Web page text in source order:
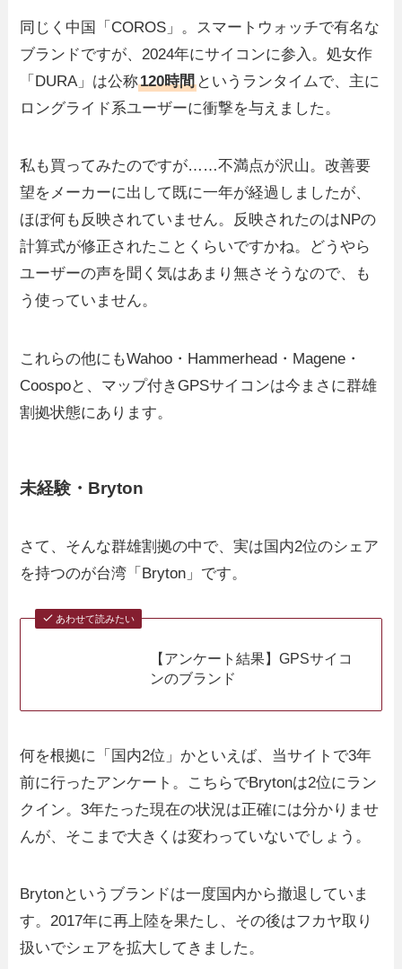
同じく中国「COROS」。スマートウォッチで有名な
ブランドですが、2024年にサイコンに参入。処女作
「DURA」は公称120時間 というランタイムで、主に
ロングライド系ユーザーに衝撃を与えました。
私も買ってみたのですが……不満点が沢山。改善要
望をメーカーに出して既に一年が経過しましたが、
ほぼ何も反映されていません。反映されたのはNPの
計算式が修正されたことくらいですかね。どうやら
ユーザーの声を聞く気はあまり無さそうなので、も
う使っていません。
これらの他にもWahoo・Hammerhead・Magene・
Coospoと、マップ付きGPSサイコンは今まさに群雄
割拠状態にあります。
未経験・Bryton
さて、そんな群雄割拠の中で、実は国内2位のシェア
を持つのが台湾「Bryton」です。
あわせて読みたい
【アンケート結果】GPSサイコ
ンのブランド
何を根拠に「国内2位」かといえば、当サイトで3年
前に行ったアンケート。こちらでBrytonは2位にラン
クイン。3年たった現在の状況は正確には分かりませ
んが、そこまで大きくは変わっていないでしょう。
Brytonというブランドは一度国内から撤退していま
す。2017年に再上陸を果たし、その後はフカヤ取り
扱いでシェアを拡大してきました。